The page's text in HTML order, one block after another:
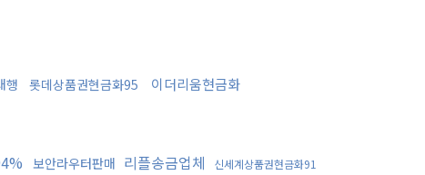
행 롯데상품권현금화95 이더리움현금화
보안라우터판매 리플송금업체 신세계상품권현금화91